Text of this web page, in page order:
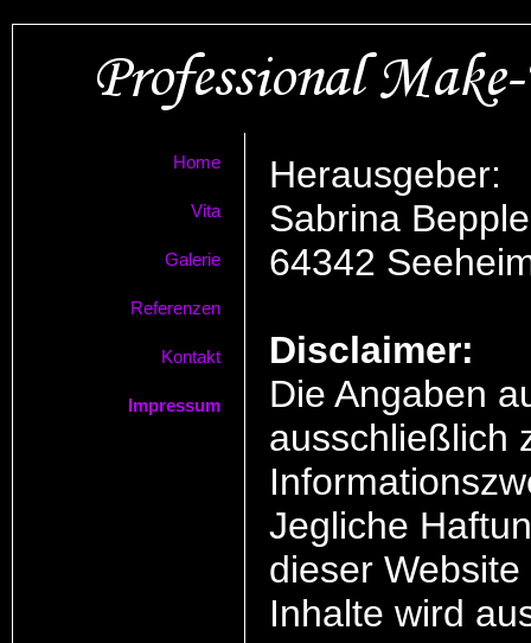
Home
Vita
Galerie
Referenzen
Kontakt
Impressum
Herausgeber:
Sabrina
64342
Disclaimer:
Die Angaben
ausschließlich
Jegliche
dieser
Inhalte wird